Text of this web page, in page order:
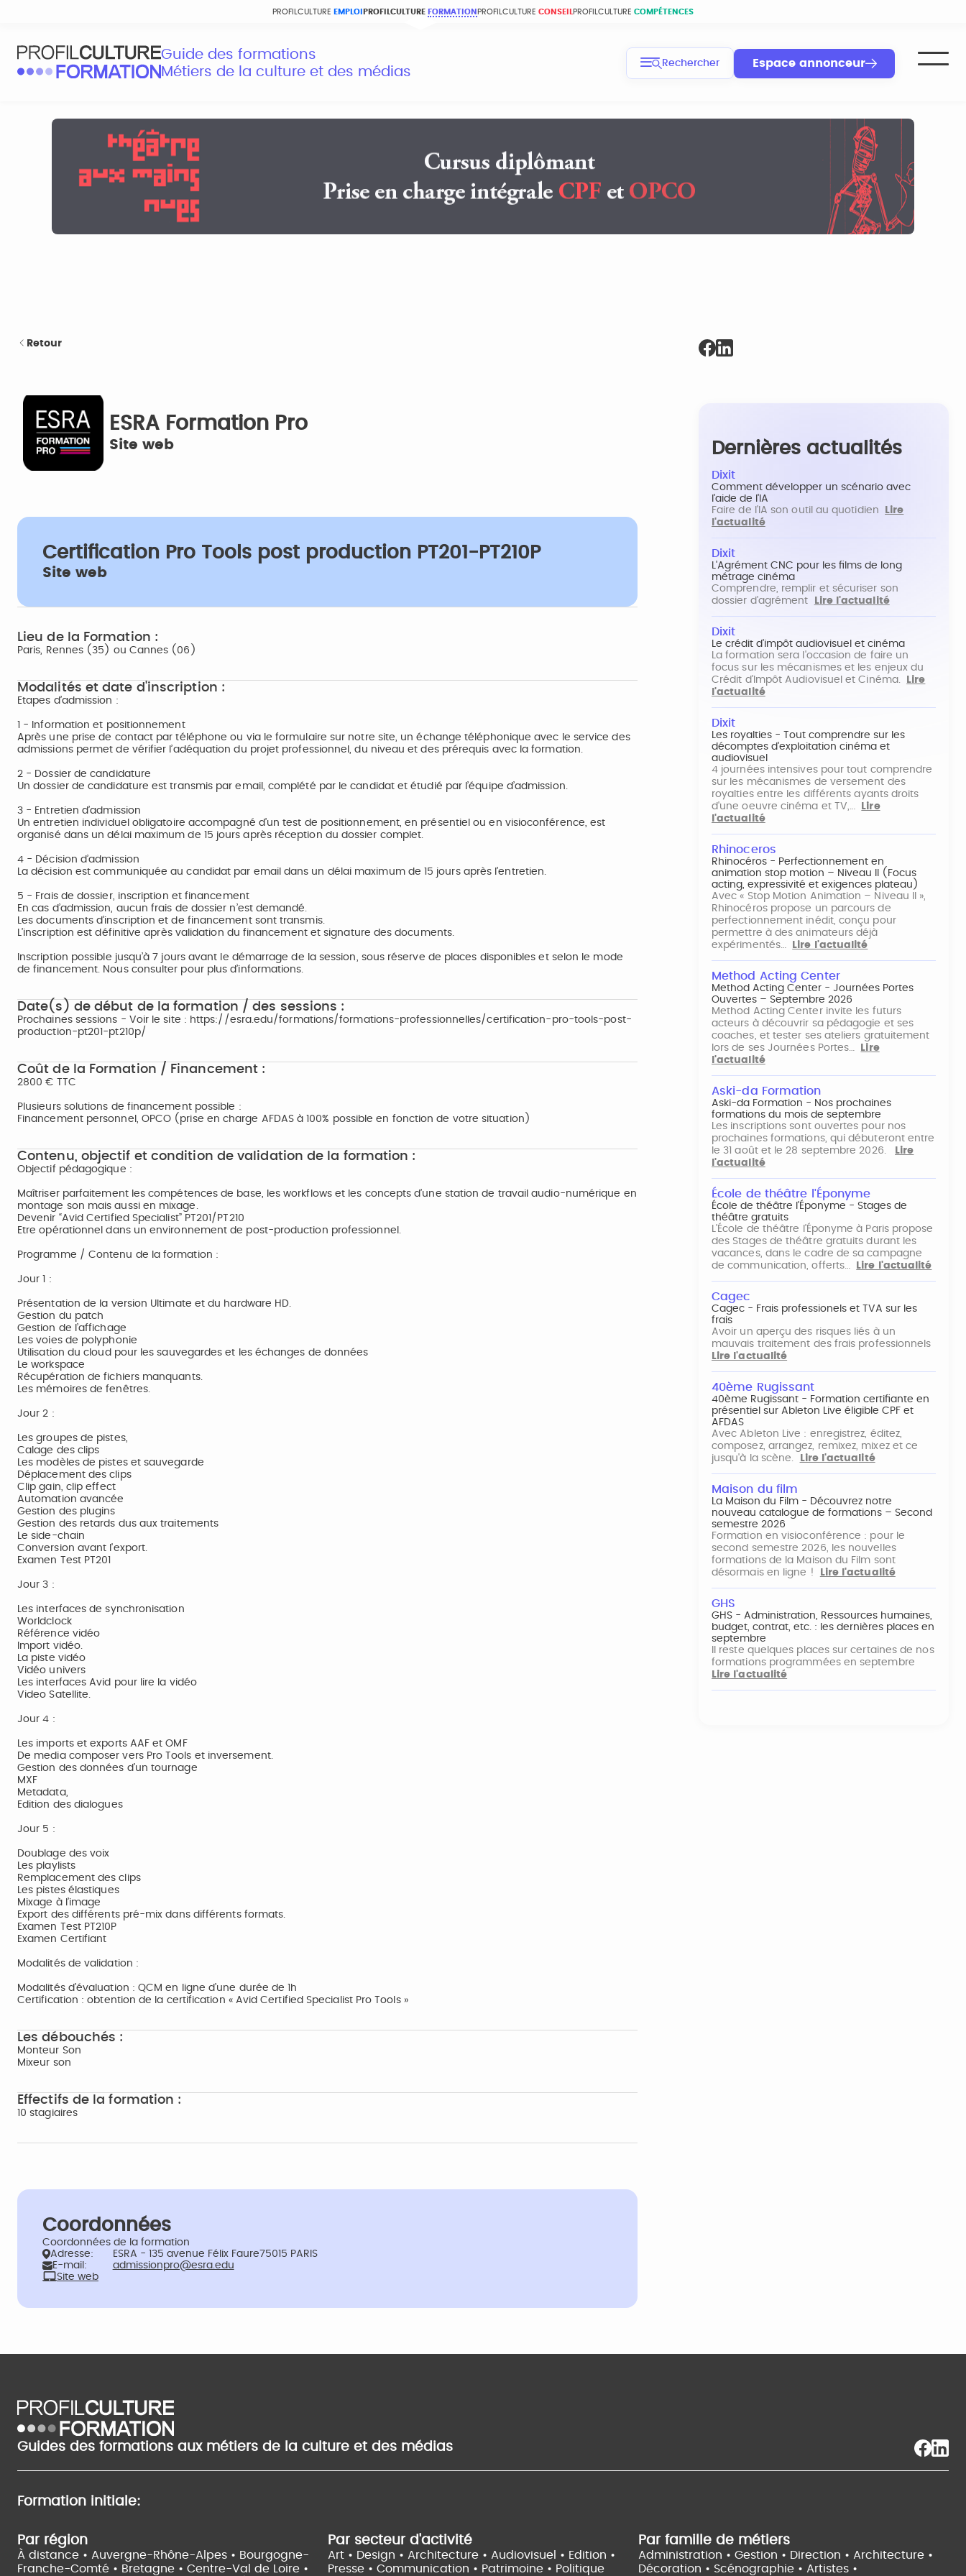
PROFILCULTURE EMPLOI PROFILCULTURE FORMATION PROFILCULTURE CONSEIL PROFILCULTURE COMPÉTENCES
Guide des formations
Métiers de la culture et des médias
Rechercher Espace annonceur
Retour
ESRA Formation Pro
Site web
Certification Pro Tools post production PT201-PT210P
Site web
Lieu de la Formation :
Paris, Rennes (35) ou Cannes (06)
Modalités et date d'inscription :
Etapes d’admission :
1 - Information et positionnement
Après une prise de contact par téléphone ou via le formulaire sur notre site, un échange téléphonique avec le service des
admissions permet de vérifier l’adéquation du projet professionnel, du niveau et des prérequis avec la formation.
2 - Dossier de candidature
Un dossier de candidature est transmis par email, complété par le candidat et étudié par l’équipe d’admission.
3 - Entretien d’admission
Un entretien individuel obligatoire accompagné d’un test de positionnement, en présentiel ou en visioconférence, est
organisé dans un délai maximum de 15 jours après réception du dossier complet.
4 - Décision d’admission
La décision est communiquée au candidat par email dans un délai maximum de 15 jours après l’entretien.
5 - Frais de dossier, inscription et financement
En cas d’admission, aucun frais de dossier n’est demandé.
Les documents d’inscription et de financement sont transmis.
L’inscription est définitive après validation du financement et signature des documents.
Inscription possible jusqu’à 7 jours avant le démarrage de la session, sous réserve de places disponibles et selon le mode
de financement. Nous consulter pour plus d’informations.
Date(s) de début de la formation / des sessions :
Prochaines sessions - Voir le site : https://esra.edu/formations/formations-professionnelles/certification-pro-tools-post-
production-pt201-pt210p/
Coût de la Formation / Financement :
2800 € TTC
Plusieurs solutions de financement possible :
Financement personnel, OPCO (prise en charge AFDAS à 100% possible en fonction de votre situation)
Contenu, objectif et condition de validation de la formation :
Objectif pédagogique :
Maîtriser parfaitement les compétences de base, les workflows et les concepts d’une station de travail audio-numérique en
montage son mais aussi en mixage.
Devenir “Avid Certified Specialist” PT201/PT210
Etre opérationnel dans un environnement de post-production professionnel.
Programme / Contenu de la formation :
Jour 1 :
Présentation de la version Ultimate et du hardware HD.
Gestion du patch
Gestion de l’affichage
Les voies de polyphonie
Utilisation du cloud pour les sauvegardes et les échanges de données
Le workspace
Récupération de fichiers manquants.
Les mémoires de fenêtres.
Jour 2 :
Les groupes de pistes,
Calage des clips
Les modèles de pistes et sauvegarde
Déplacement des clips
Clip gain, clip effect
Automation avancée
Gestion des plugins
Gestion des retards dus aux traitements
Le side-chain
Conversion avant l'export.
Examen Test PT201
Jour 3 :
Les interfaces de synchronisation
Worldclock
Référence vidéo
Import vidéo.
La piste vidéo
Vidéo univers
Les interfaces Avid pour lire la vidéo
Video Satellite.
Jour 4 :
Les imports et exports AAF et OMF
De media composer vers Pro Tools et inversement.
Gestion des données d’un tournage
MXF
Metadata,
Edition des dialogues
Jour 5 :
Doublage des voix
Les playlists
Remplacement des clips
Les pistes élastiques
Mixage à l’image
Export des différents pré-mix dans différents formats.
Examen Test PT210P
Examen Certifiant
Modalités de validation :
Modalités d’évaluation : QCM en ligne d’une durée de 1h
Certification : obtention de la certification « Avid Certified Specialist Pro Tools »
Les débouchés :
Monteur Son
Mixeur son
Effectifs de la formation :
10 stagiaires
Coordonnées
Coordonnées de la formation
Adresse:
ESRA - 135 avenue Félix Faure75015 PARIS
E-mail:
admissionpro@esra.edu
Site web
Dernières actualités
Dixit
Comment développer un scénario avec
l'aide de l'IA
Faire de l'IA son outil au quotidien
Lire
l'actualité
Dixit
L'Agrément CNC pour les films de long
métrage cinéma
Comprendre, remplir et sécuriser son
dossier d'agrément
Lire l'actualité
Dixit
Le crédit d'impôt audiovisuel et cinéma
La formation sera l'occasion de faire un
focus sur les mécanismes et les enjeux du
Crédit d'Impôt Audiovisuel et Cinéma.
Lire
l'actualité
Dixit
Les royalties - Tout comprendre sur les
décomptes d'exploitation cinéma et
audiovisuel
4 journées intensives pour tout comprendre
sur les mécanismes de versement des
royalties entre les différents ayants droits
d'une oeuvre cinéma et TV,…
Lire
l'actualité
Rhinoceros
Rhinocéros - Perfectionnement en
animation stop motion – Niveau II (Focus
acting, expressivité et exigences plateau)
Avec « Stop Motion Animation – Niveau II »,
Rhinocéros propose un parcours de
perfectionnement inédit, conçu pour
permettre à des animateurs déjà
expérimentés…
Lire l'actualité
Method Acting Center
Method Acting Center - Journées Portes
Ouvertes – Septembre 2026
Method Acting Center invite les futurs
acteurs à découvrir sa pédagogie et ses
coaches, et tester ses ateliers gratuitement
lors de ses Journées Portes…
Lire
l'actualité
Aski-da Formation
Aski-da Formation - Nos prochaines
formations du mois de septembre
Les inscriptions sont ouvertes pour nos
prochaines formations, qui débuteront entre
le 31 août et le 28 septembre 2026.
Lire
l'actualité
École de théâtre l'Éponyme
École de théâtre l'Éponyme - Stages de
théâtre gratuits
L'École de théâtre l'Éponyme à Paris propose
des Stages de théâtre gratuits durant les
vacances, dans le cadre de sa campagne
de communication, offerts…
Lire l'actualité
Cagec
Cagec - Frais professionels et TVA sur les
frais
Avoir un aperçu des risques liés à un
mauvais traitement des frais professionnels
Lire l'actualité
40ème Rugissant
40ème Rugissant - Formation certifiante en
présentiel sur Ableton Live éligible CPF et
AFDAS
Avec Ableton Live : enregistrez, éditez,
composez, arrangez, remixez, mixez et ce
jusqu'à la scène.
Lire l'actualité
Maison du film
La Maison du Film - Découvrez notre
nouveau catalogue de formations – Second
semestre 2026
Formation en visioconférence : pour le
second semestre 2026, les nouvelles
formations de la Maison du Film sont
désormais en ligne !
Lire l'actualité
GHS
GHS - Administration, Ressources humaines,
budget, contrat, etc. : les dernières places en
septembre
Il reste quelques places sur certaines de nos
formations programmées en septembre
Lire l'actualité
Guides des formations aux métiers de la culture et des médias
Formation initiale:
Par région
À distance • Auvergne-Rhône-Alpes • Bourgogne-
Franche-Comté • Bretagne • Centre-Val de Loire •
Par secteur d'activité
Art • Design • Architecture • Audiovisuel • Edition •
Presse • Communication • Patrimoine • Politique
Par famille de métiers
Administration • Gestion • Direction • Architecture •
Décoration • Scénographie • Artistes •